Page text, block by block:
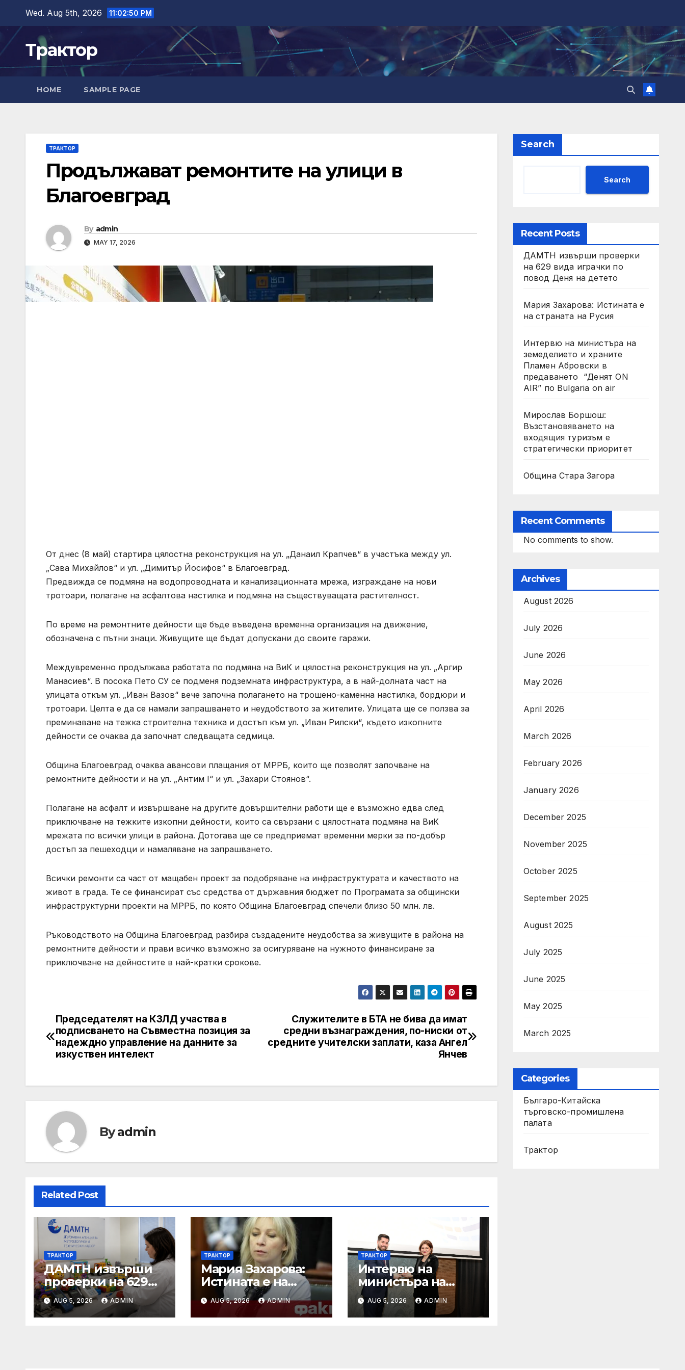
content
Wed. Aug 5th, 2026 11:02:51 PM
Трактор
HOME SAMPLE PAGE
ТРАКТОР
Продължават ремонтите на улици в
Благоевград
By admin
MAY 17, 2026
От днес (8 май) стартира цялостна реконструкция на ул. „Данаил Крапчев“ в участъка между ул.
„Сава Михайлов“ и ул. „Димитър Йосифов“ в Благоевград.
Предвижда се подмяна на водопроводната и канализационната мрежа, изграждане на нови
тротоари, полагане на асфалтова настилка и подмяна на съществуващата растителност.
По време на ремонтните дейности ще бъде въведена временна организация на движение,
обозначена с пътни знаци. Живущите ще бъдат допускани до своите гаражи.
Междувременно продължава работата по подмяна на ВиК и цялостна реконструкция на ул. „Аргир
Манасиев“. В посока Пето СУ се подменя подземната инфраструктура, а в най-долната част на
улицата откъм ул. „Иван Вазов“ вече започна полагането на трошено-каменна настилка, бордюри и
тротоари. Целта е да се намали запрашването и неудобството за жителите. Улицата ще се ползва за
преминаване на тежка строителна техника и достъп към ул. „Иван Рилски“, където изкопните
дейности се очаква да започнат следващата седмица.
Община Благоевград очаква авансови плащания от МРРБ, които ще позволят започване на
ремонтните дейности и на ул. „Антим I“ и ул. „Захари Стоянов“.
Полагане на асфалт и извършване на другите довършителни работи ще е възможно едва след
приключване на тежките изкопни дейности, които са свързани с цялостната подмяна на ВиК
мрежата по всички улици в района. Дотогава ще се предприемат временни мерки за по-добър
достъп за пешеходци и намаляване на запрашването.
Всички ремонти са част от мащабен проект за подобряване на инфраструктурата и качеството на
живот в града. Те се финансират със средства от държавния бюджет по Програмата за общински
инфраструктурни проекти на МРРБ, по която Община Благоевград спечели близо 50 млн. лв.
Ръководството на Община Благоевград разбира създадените неудобства за живущите в района на
ремонтните дейности и прави всичко възможно за осигуряване на нужното финансиране за
приключване на дейностите в най-кратки срокове.
Post
navigation
Служителите в БТА не бива да имат
средни възнаграждения, по-ниски от
средните учителски заплати, каза Ангел
Янчев
Председателят на КЗЛД участва в
подписването на Съвместна позиция за
надеждно управление на данните за
изкуствен интелект
Byadmin
Related Post
ТРАКТОР
ДАМТН извърши
проверки на 629
вида играчки по
повод Деня на
детето
AUG 5, 2026 ADMIN
ТРАКТОР
Мария Захарова:
Истината е на
страната на Русия
AUG 5, 2026 ADMIN
ТРАКТОР
Интервю на
министъра на
земеделието и
храните Пламен
Абровски в
AUG 5, 2026 ADMIN
Search
Search
Recent Posts
ДАМТН извърши проверки
на 629 вида играчки по
повод Деня на детето
Мария Захарова: Истината е
на страната на Русия
Интервю на министъра на
земеделието и храните
Пламен Абровски в
предаването “Денят ON
AIR” по Bulgaria on air
Мирослав Боршош:
Възстановяването на
входящия туризъм е
стратегически приоритет
Община Стара Загора
Recent Comments
No comments to show.
Archives
August 2026
July 2026
June 2026
May 2026
April 2026
March 2026
February 2026
January 2026
December 2025
November 2025
October 2025
September 2025
August 2025
July 2025
June 2025
May 2025
March 2025
Categories
Българо-Китайска
търговско-промишлена
палата
Трактор